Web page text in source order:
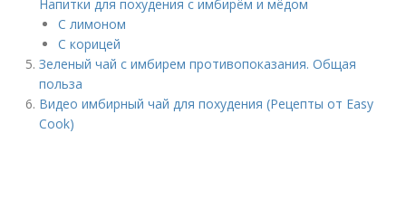
Напитки для похудения с имбирём и мёдом
С лимоном
С корицей
Зеленый чай с имбирем противопоказания. Общая
польза
Видео имбирный чай для похудения (Рецепты от Easy
Cook)